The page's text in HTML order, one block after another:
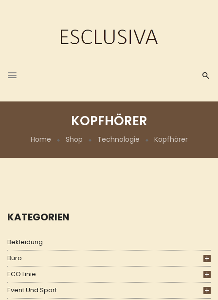
KOPFHÖRER
Home Shop Technologie Kopfhörer
KATEGORIEN
Bekleidung
Büro
ECO Linie
Event Und Sport